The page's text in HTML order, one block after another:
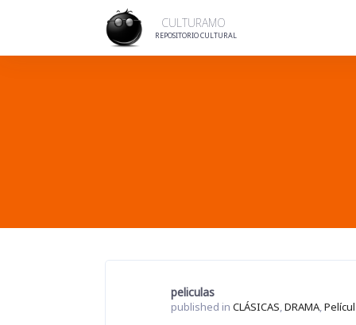
CULTURAMO
REPOSITORIO CULTURAL
peliculas
published in CLÁSICAS,DRAMA,